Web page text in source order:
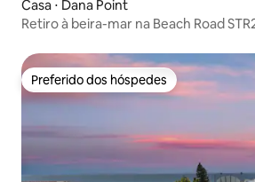
Casa ⋅ Dana Point
Retiro à beira-mar na Beach Road
Preferido dos hóspedes
Preferido dos hóspedes